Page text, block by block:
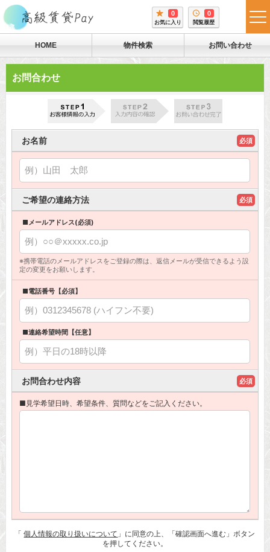
0
お気に入り
0
閲覧履歴
HOME 物件検索 お問い合わせ
お問合わせ
お名前 必須
ご希望の連絡方法 必須
■メールアドレス(必須)
※携帯電話のメールアドレスをご登録の際は、返信メールが受信できるよう設
定の変更をお願いします。
■電話番号【必須】
■連絡希望時間【任意】
お問合わせ内容 必須
■見学希望日時、希望条件、質問などをご記入ください。
「個人情報の取り扱いについて 」に同意の上、「確認画面へ進む」ボタン
を押してください。